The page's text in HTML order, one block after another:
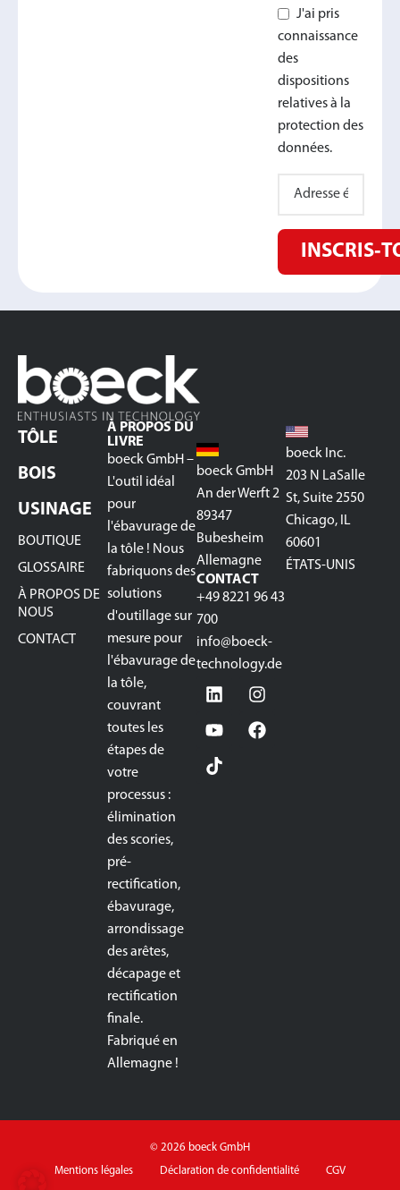
J'ai pris
connaissance
des
dispositions
relatives à la
protection des
données.
TÔLE
BOIS
USINAGE
BOUTIQUE
GLOSSAIRE
À PROPOS DE
NOUS
CONTACT
À PROPOS DU
LIVRE
boeck GmbH –
L'outil idéal
pour
l'ébavurage de
la tôle ! Nous
fabriquons des
solutions
d'outillage sur
mesure pour
l'ébavurage de
la tôle,
couvrant
toutes les
étapes de
votre
processus :
élimination
des scories,
pré-
rectification,
ébavurage,
arrondissage
des arêtes,
décapage et
rectification
finale.
Fabriqué en
Allemagne !
boeck GmbH
An der Werft 2
89347
Bubesheim
Allemagne
CONTACT
+49 8221 96 43
700
info@boeck-
technology.de
boeck Inc.
203 N LaSalle
St, Suite 2550
Chicago, IL
60601
ÉTATS-UNIS
© 2026 boeck GmbH
Mentions légales
Déclaration de confidentialité CGV